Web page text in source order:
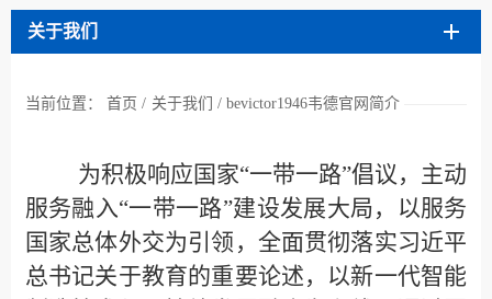
关于我们
当前位置： 首页 / 关于我们 / ​bevictor1946韦德官网简介
为积极响应国家“一带一路”倡议，主动
服务融入“一带一路”建设发展大局，以服务
国家总体外交为引领，全面贯彻落实习近平
总书记关于教育的重要论述，以新一代智能